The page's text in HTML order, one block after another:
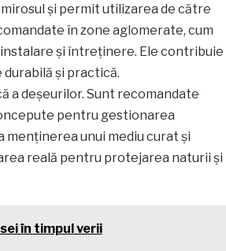
și permit utilizarea de către
în zone aglomerate, cum
și întreținere. Ele contribuie
durabilă și practică.
a deșeurilor. Sunt recomandate
pentru gestionarea
unui mediu curat și
reală pentru protejarea naturii și
în timpul verii